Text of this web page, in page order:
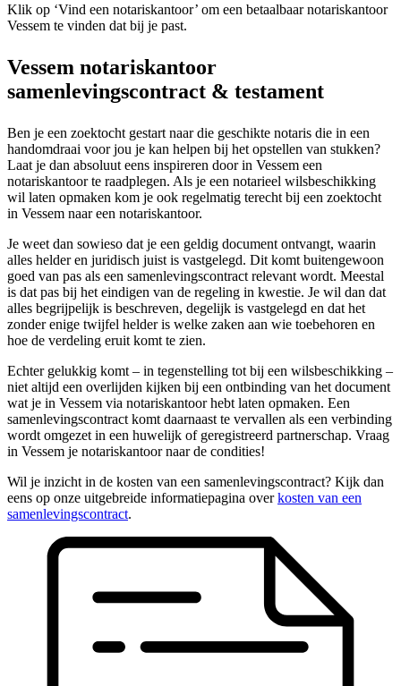
Klik op ‘Vind een notariskantoor’ om een betaalbaar notariskantoor
Vessem te vinden dat bij je past.
Vessem notariskantoor
samenlevingscontract & testament
Ben je een zoektocht gestart naar die geschikte notaris die in een
handomdraai voor jou je kan helpen bij het opstellen van stukken?
Laat je dan absoluut eens inspireren door in Vessem een
notariskantoor te raadplegen. Als je een notarieel wilsbeschikking
wil laten opmaken kom je ook regelmatig terecht bij een zoektocht
in Vessem naar een notariskantoor.
Je weet dan sowieso dat je een geldig document ontvangt, waarin
alles helder en juridisch juist is vastgelegd. Dit komt buitengewoon
goed van pas als een samenlevingscontract relevant wordt. Meestal
is dat pas bij het eindigen van de regeling in kwestie. Je wil dan dat
alles begrijpelijk is beschreven, degelijk is vastgelegd en dat het
zonder enige twijfel helder is welke zaken aan wie toebehoren en
hoe de verdeling eruit komt te zien.
Echter gelukkig komt – in tegenstelling tot bij een wilsbeschikking –
niet altijd een overlijden kijken bij een ontbinding van het document
wat je in Vessem via notariskantoor hebt laten opmaken. Een
samenlevingscontract komt daarnaast te vervallen als een verbinding
wordt omgezet in een huwelijk of geregistreerd partnerschap. Vraag
in Vessem je notariskantoor naar de condities!
Wil je inzicht in de kosten van een samenlevingscontract? Kijk dan
eens op onze uitgebreide informatiepagina overkosten van een
samenlevingscontract.